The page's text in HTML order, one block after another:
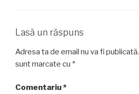
Lasă un răspuns
Adresa ta de email nu va fi publicată.
sunt marcate cu *
Comentariu*